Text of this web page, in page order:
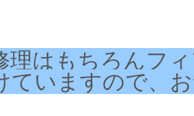
理はもちろんフ
ていますので、